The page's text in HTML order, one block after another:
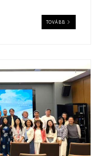
TOVÁBB